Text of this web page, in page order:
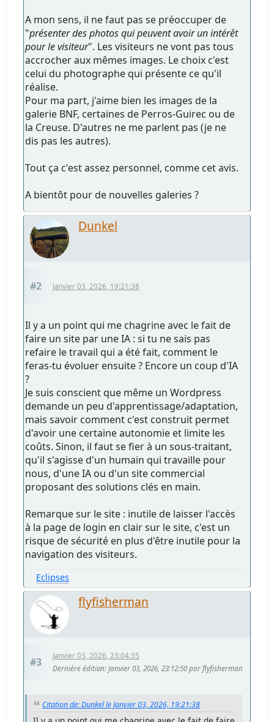
A mon sens, il ne faut pas se préoccuper de
"présenter des photos qui peuvent avoir un intérêt
pour le visiteur". Les visiteurs ne vont pas tous
accrocher aux mêmes images. Le choix c'est
celui du photographe qui présente ce qu'il
réalise.
Pour ma part, j'aime bien les images de la
galerie BNF, certaines de Perros-Guirec ou de
la Creuse. D'autres ne me parlent pas (je ne
dis pas les autres).
Tout ça c'est assez personnel, comme cet avis.
A bientôt pour de nouvelles galeries ?
Dunkel
#2 Janvier 03, 2026, 19:21:38
Il y a un point qui me chagrine avec le fait de
faire un site par une IA : si tu ne sais pas
refaire le travail qui a été fait, comment le
feras-tu évoluer ensuite ? Encore un coup d'IA
?
Je suis conscient que même un Wordpress
demande un peu d'apprentissage/adaptation,
mais savoir comment c'est construit permet
d'avoir une certaine autonomie et limite les
coûts. Sinon, il faut se fier à un sous-traitant,
qu'il s'agisse d'un humain qui travaille pour
nous, d'une IA ou d'un site commercial
proposant des solutions clés en main.
Remarque sur le site : inutile de laisser l'accès
à la page de login en clair sur le site, c'est un
risque de sécurité en plus d'être inutile pour la
navigation des visiteurs.
Eclipses
flyfisherman
#3
Janvier 03, 2026, 23:04:35
Dernière édition: Janvier 03, 2026, 23:12:50 par flyfisherman
Citation de: Dunkel le Janvier 03, 2026, 19:21:38